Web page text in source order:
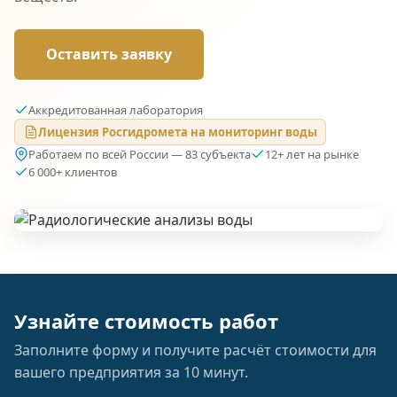
Оставить заявку
Аккредитованная лаборатория
Лицензия Росгидромета на мониторинг воды
Работаем по всей России — 83 субъекта
12+ лет на рынке
6 000+ клиентов
Узнайте стоимость работ
Заполните форму и получите расчёт стоимости для
вашего предприятия за 10 минут.